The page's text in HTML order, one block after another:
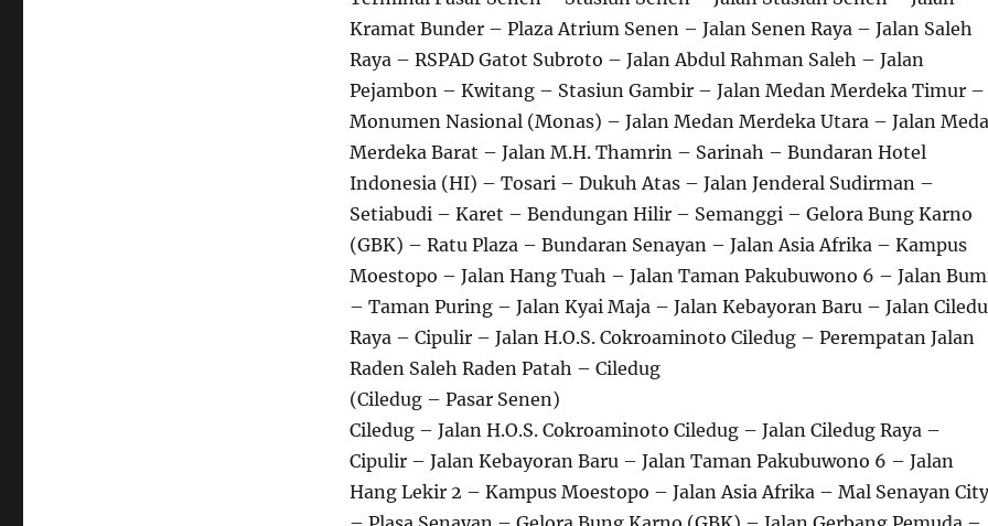
Kramat Bunder – Plaza Atrium Senen – Jalan Senen Raya – Jalan Saleh
Raya – RSPAD Gatot Subroto – Jalan Abdul Rahman Saleh – Jalan
Pejambon – Kwitang – Stasiun Gambir – Jalan Medan Merdeka Timur –
Monumen Nasional (Monas) – Jalan Medan Merdeka Utara – Jalan
Merdeka Barat – Jalan M.H. Thamrin – Sarinah – Bundaran Hotel
Indonesia (HI) – Tosari – Dukuh Atas – Jalan Jenderal Sudirman –
Setiabudi – Karet – Bendungan Hilir – Semanggi – Gelora Bung Karno
(GBK) – Ratu Plaza – Bundaran Senayan – Jalan Asia Afrika – Kampus
Moestopo – Jalan Hang Tuah – Jalan Taman Pakubuwono 6 – Jalan
– Taman Puring – Jalan Kyai Maja – Jalan Kebayoran Baru – Jalan
Raya – Cipulir – Jalan H.O.S. Cokroaminoto Ciledug – Perempatan Jalan
Raden Saleh Raden Patah – Ciledug
(Ciledug – Pasar Senen)
Ciledug – Jalan H.O.S. Cokroaminoto Ciledug – Jalan Ciledug Raya –
Cipulir – Jalan Kebayoran Baru – Jalan Taman Pakubuwono 6 – Jalan
Hang Lekir 2 – Kampus Moestopo – Jalan Asia Afrika – Mal Senayan City